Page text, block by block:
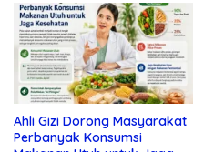
Ahli Gizi Dorong Masyarakat
Perbanyak Konsumsi